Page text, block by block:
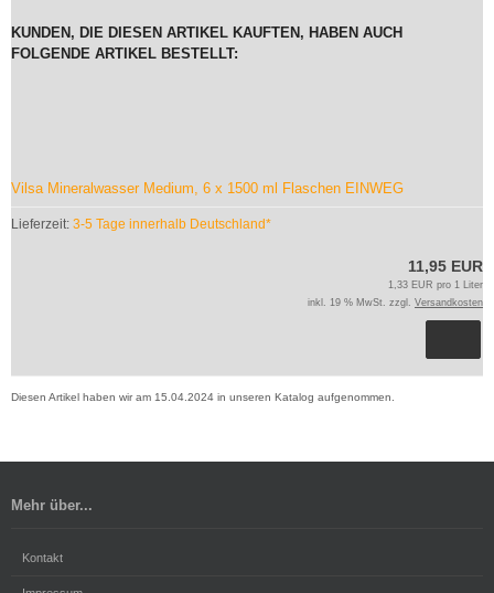
KUNDEN, DIE DIESEN ARTIKEL KAUFTEN, HABEN AUCH
FOLGENDE ARTIKEL BESTELLT:
Vilsa Mineralwasser Medium, 6 x 1500 ml Flaschen EINWEG
Lieferzeit: 3-5 Tage innerhalb Deutschland*
11,95 EUR
1,33 EUR pro 1 Liter
inkl. 19 % MwSt. zzgl. Versandkosten
Diesen Artikel haben wir am 15.04.2024 in unseren Katalog aufgenommen.
Mehr über...
Kontakt